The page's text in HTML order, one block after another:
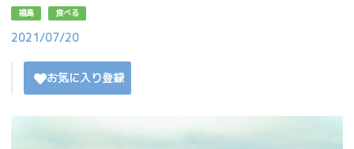
福島 食べる
2021/07/20
お気に入り登録